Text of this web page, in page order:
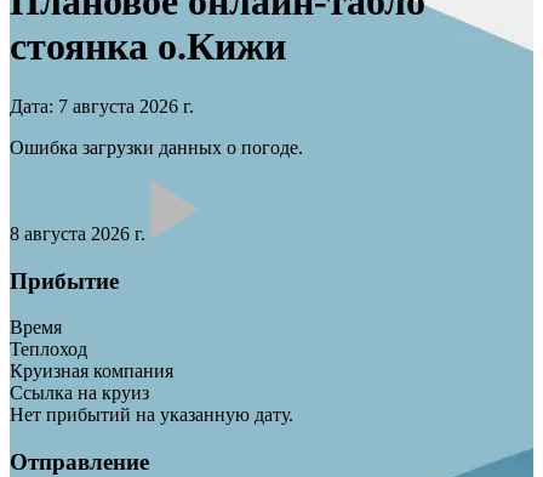
стоянка о.Кижи
Дата: 7 августа 2026 г.
Ошибка загрузки данных о погоде.
8 августа 2026 г.
Прибытие
Время
Теплоход
Круизная компания
Ссылка на круиз
Нет прибытий на указанную дату.
Отправление